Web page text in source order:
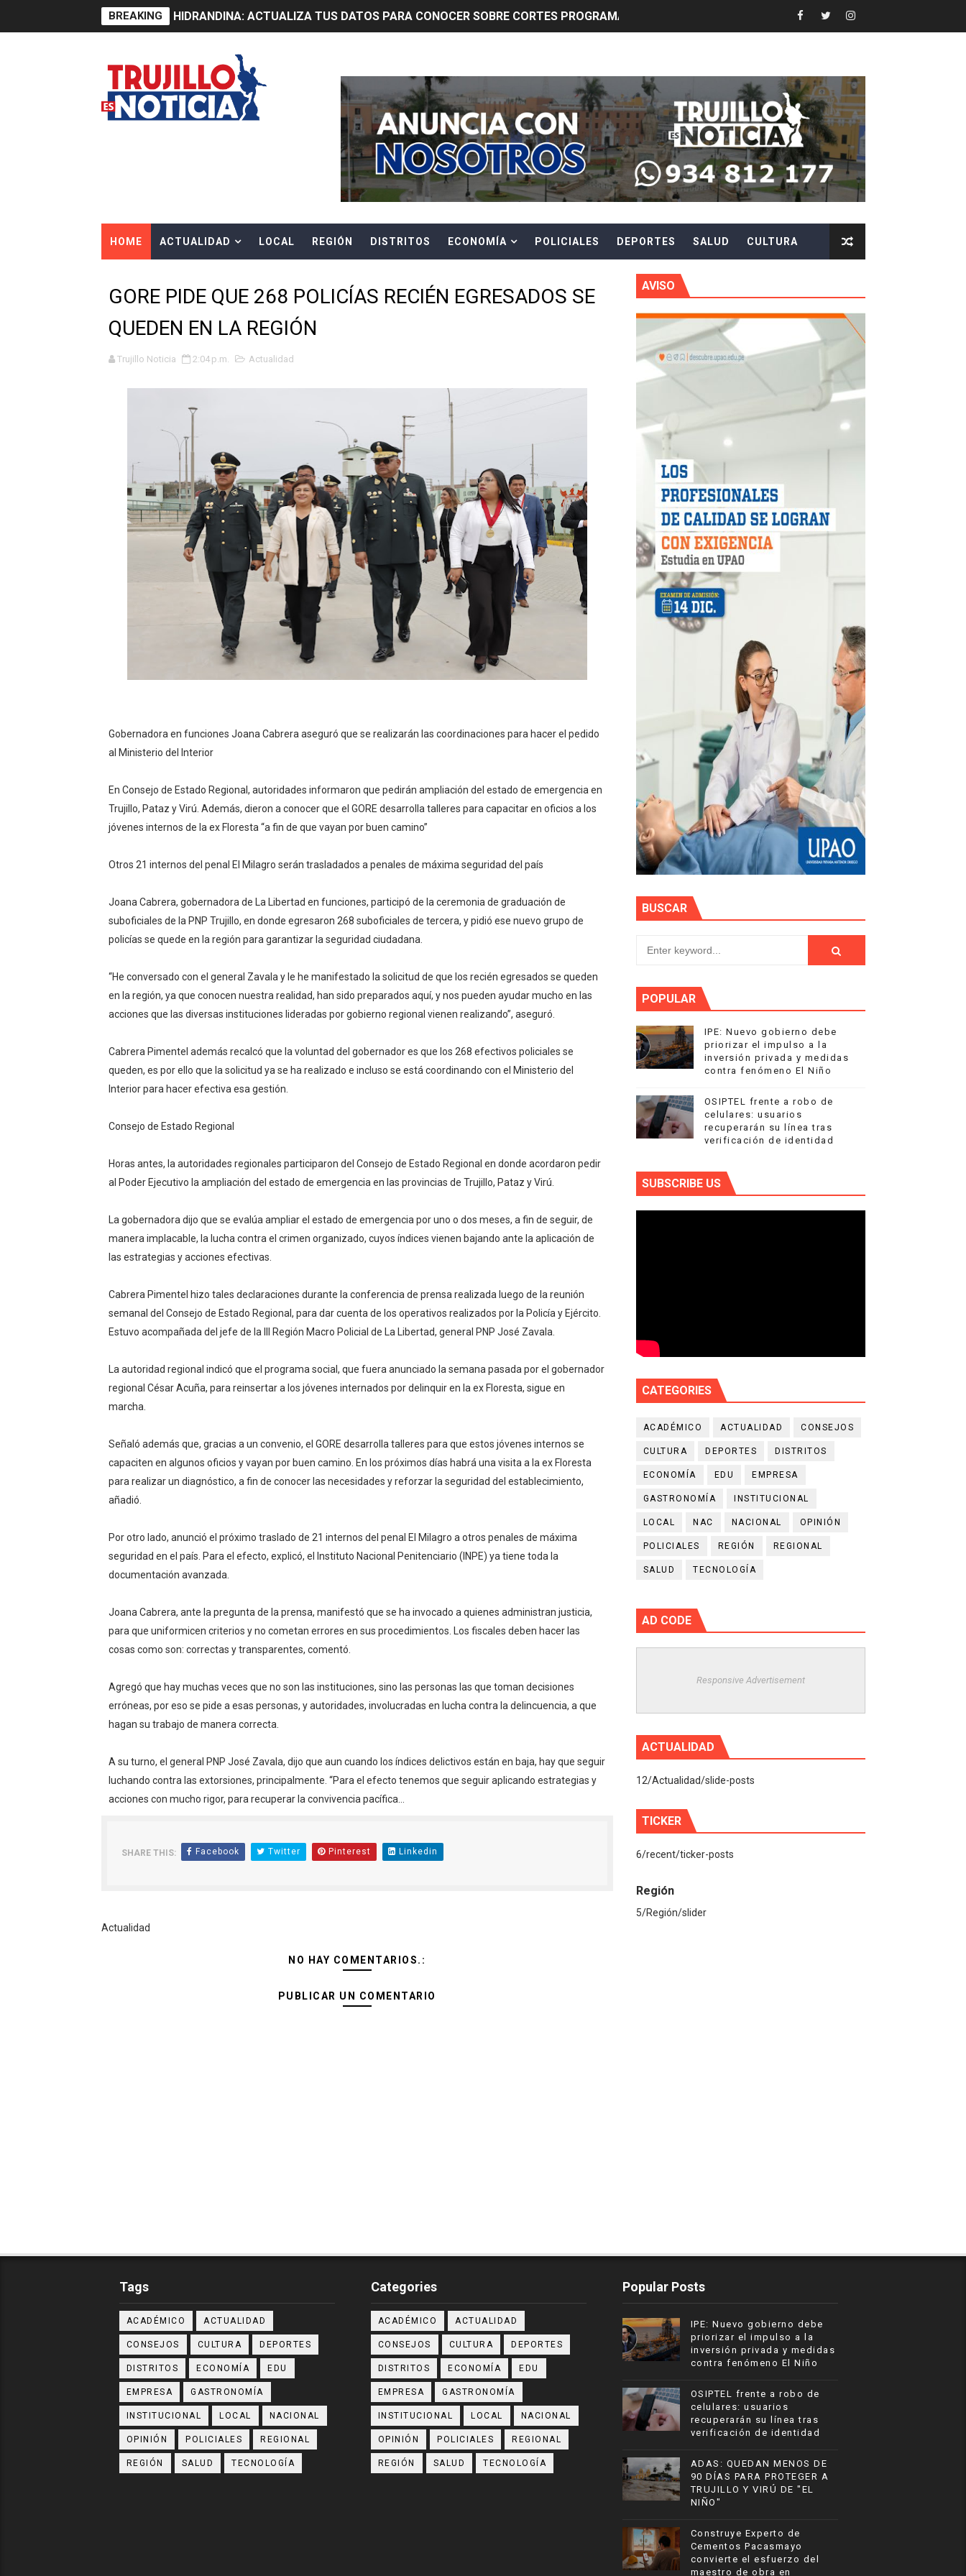
BREAKING HIDRANDINA: ACTUALIZA TUS DATOS PARA CONOCER SOBRE CORTES PROGRAMADOS Y AGILIZAR LA ATENCIÓN ANTE PROBLEMAS ELÉCTRICOS
Construye Experto de Cementos Pacasmayo convierte el esfuerzo del maestro de obra en beneficios para toda su familia
OSIPTEL frente a robo de celulares: usuarios recuperarán su línea tras verificación de identidad
IPE: Nuevo gobierno debe priorizar el impulso a la inversión privada y medidas contra fenómeno El Niño
HIDRANDINA ALERTA SOBRE FALSOS TRABAJADORES Y BRINDA RECOMENDACIONES PARA EVITAR ROBOS Y ESTAFAS
HASTA EL 2 DE AGOSTO TIENEN PLAZO PARA PONERSE AL DÍA EN SU RECIBO Y PARTICIPAR EN EL SORTEO DE HIDRANDINA
Caja Arequipa lanza tercera edición del concurso nacional Orgullo Emprendedor con más de S/180,000 en premios
Tres de cada cuatro atenciones del OSIPTEL estuvieron relacionadas con el servicio móvil en primer semestre de 2026
OSIPTEL: nueve de cada 10 atenciones a usuarios de La Libertad fueron sobre el servicio móvil en el primer semestre de 2026
GEANMARCO QUEZADA PRESTÓ JURAMENTO COMO DIPUTADO "POR LA PACIFICACIÓN DE LA LIBERTAD"
14 COLEGIOS DE TRUJILLO Y VIRÚ BUSCAN LA ACREDITACIÓN DEL PROGRAMA “APRENDIENDO CON ENERGÍA” DE HIDRANDINA
¿Viajas por Fiestas Patrias? Así puedes evitar pagar por telefonía, internet o televisión de paga mientras no estés en casa
JAMES PÉREZ ASEGURA QUE EN SUS PRIMEROS MESES DE GESTIÓN RECUPERARÁ LAS PISTAS DE FLORENCIA DE MORA
MÁS DE 12 MIL USUARIOS QUEDARON SIN ENERGÍA POR NO RESPETARSE LAS DISTANCIAS MÍNIMAS DE SEGURIDAD
OSIPTEL: Ahora dar de baja tu servicio de internet o telefonía solo toma un día hábil
¿Viajas por fiestas patrias? OSIPTEL recomienda verificar la cobertura móvil de tu destino con Checa tu señal
REGULARIZA TUS DEUDAS POR VIDEO GESTIÓN, ACCEDE A FACILIDADES DE PAGO Y PARTICIPA EN EL SORTEO POR FIESTAS PATRIAS DE
HIDRANDINA: POR FIESTAS PATRIAS APROVECHA LAS FACILIDADES DE PAGO PARA REGULARIZAR DEUDAS ELÉCTRICAS
OSIPTEL: empresas operadoras están obligadas a verificar tope de 7 líneas móviles de personas naturales durante contratación
Yape habilita envío de remesas a Venezuela sin comisión tras emergencia por terremotos
HIDRANDINA ADVIERTE QUE ESTÁ PROHIBIDO COLOCAR PANCARTAS Y PROPAGANDA EN POSTES DE ENERGÍA
HOME ACTUALIDAD LOCAL REGIÓN DISTRITOS ECONOMÍA POLICIALES DEPORTES SALUD CULTURA
GORE PIDE QUE 268 POLICÍAS RECIÉN EGRESADOS SE
QUEDEN EN LA REGIÓN
Trujillo Noticia 2:04 p.m. Actualidad
Gobernadora en funciones Joana Cabrera aseguró que se realizarán las coordinaciones para hacer el pedido
al Ministerio del Interior
En Consejo de Estado Regional, autoridades informaron que pedirán ampliación del estado de emergencia en
Trujillo, Pataz y Virú. Además, dieron a conocer que el GORE desarrolla talleres para capacitar en oficios a los
jóvenes internos de la ex Floresta “a fin de que vayan por buen camino”
Otros 21 internos del penal El Milagro serán trasladados a penales de máxima seguridad del país
Joana Cabrera, gobernadora de La Libertad en funciones, participó de la ceremonia de graduación de
suboficiales de la PNP Trujillo, en donde egresaron 268 suboficiales de tercera, y pidió ese nuevo grupo de
policías se quede en la región para garantizar la seguridad ciudadana.
“He conversado con el general Zavala y le he manifestado la solicitud de que los recién egresados se queden
en la región, ya que conocen nuestra realidad, han sido preparados aquí, y nos pueden ayudar mucho en las
acciones que las diversas instituciones lideradas por gobierno regional vienen realizando”, aseguró.
Cabrera Pimentel además recalcó que la voluntad del gobernador es que los 268 efectivos policiales se
queden, es por ello que la solicitud ya se ha realizado e incluso se está coordinando con el Ministerio del
Interior para hacer efectiva esa gestión.
Consejo de Estado Regional
Horas antes, la autoridades regionales participaron del Consejo de Estado Regional en donde acordaron pedir
al Poder Ejecutivo la ampliación del estado de emergencia en las provincias de Trujillo, Pataz y Virú.
La gobernadora dijo que se evalúa ampliar el estado de emergencia por uno o dos meses, a fin de seguir, de
manera implacable, la lucha contra el crimen organizado, cuyos índices vienen bajando ante la aplicación de
las estrategias y acciones efectivas.
Cabrera Pimentel hizo tales declaraciones durante la conferencia de prensa realizada luego de la reunión
semanal del Consejo de Estado Regional, para dar cuenta de los operativos realizados por la Policía y Ejército.
Estuvo acompañada del jefe de la III Región Macro Policial de La Libertad, general PNP José Zavala.
La autoridad regional indicó que el programa social, que fuera anunciado la semana pasada por el gobernador
regional César Acuña, para reinsertar a los jóvenes internados por delinquir en la ex Floresta, sigue en
marcha.
Señaló además que, gracias a un convenio, el GORE desarrolla talleres para que estos jóvenes internos se
capaciten en algunos oficios y vayan por buen camino. En los próximos días habrá una visita a la ex Floresta
para realizar un diagnóstico, a fin de conocer las necesidades y reforzar la seguridad del establecimiento,
añadió.
Por otro lado, anunció el próximo traslado de 21 internos del penal El Milagro a otros penales de máxima
seguridad en el país. Para el efecto, explicó, el Instituto Nacional Penitenciario (INPE) ya tiene toda la
documentación avanzada.
Joana Cabrera, ante la pregunta de la prensa, manifestó que se ha invocado a quienes administran justicia,
para que uniformicen criterios y no cometan errores en sus procedimientos. Los fiscales deben hacer las
cosas como son: correctas y transparentes, comentó.
Agregó que hay muchas veces que no son las instituciones, sino las personas las que toman decisiones
erróneas, por eso se pide a esas personas, y autoridades, involucradas en lucha contra la delincuencia, a que
hagan su trabajo de manera correcta.
A su turno, el general PNP José Zavala, dijo que aun cuando los índices delictivos están en baja, hay que seguir
luchando contra las extorsiones, principalmente. “Para el efecto tenemos que seguir aplicando estrategias y
acciones con mucho rigor, para recuperar la convivencia pacífica…
SHARE THIS: Facebook Twitter Pinterest Linkedin
Actualidad
NO HAY COMENTARIOS.:
PUBLICAR UN COMENTARIO
AVISO
BUSCAR
POPULAR
IPE: Nuevo gobierno debe
priorizar el impulso a la
inversión privada y medidas
contra fenómeno El Niño
OSIPTEL frente a robo de
celulares: usuarios
recuperarán su línea tras
verificación de identidad
SUBSCRIBE US
CATEGORIES
ACADÉMICO ACTUALIDAD CONSEJOS
CULTURA DEPORTES DISTRITOS
ECONOMÍA EDU EMPRESA
GASTRONOMÍA INSTITUCIONAL
LOCAL NAC NACIONAL OPINIÓN
POLICIALES REGIÓN REGIONAL
SALUD TECNOLOGÍA
AD CODE
Responsive Advertisement
ACTUALIDAD
12/Actualidad/slide-posts
TICKER
6/recent/ticker-posts
Región
5/Región/slider
Tags
ACADÉMICO ACTUALIDAD
CONSEJOS CULTURA DEPORTES
DISTRITOS ECONOMÍA EDU
EMPRESA GASTRONOMÍA
INSTITUCIONAL LOCAL NACIONAL
OPINIÓN POLICIALES REGIONAL
REGIÓN SALUD TECNOLOGÍA
Categories
ACADÉMICO ACTUALIDAD
CONSEJOS CULTURA DEPORTES
DISTRITOS ECONOMÍA EDU
EMPRESA GASTRONOMÍA
INSTITUCIONAL LOCAL NACIONAL
OPINIÓN POLICIALES REGIONAL
REGIÓN SALUD TECNOLOGÍA
Popular Posts
IPE: Nuevo gobierno debe
priorizar el impulso a la
inversión privada y medidas
contra fenómeno El Niño
OSIPTEL frente a robo de
celulares: usuarios
recuperarán su línea tras
verificación de identidad
ADAS: QUEDAN MENOS DE
90 DÍAS PARA PROTEGER A
TRUJILLO Y VIRÚ DE "EL
NIÑO"
Construye Experto de
Cementos Pacasmayo
convierte el esfuerzo del
maestro de obra en